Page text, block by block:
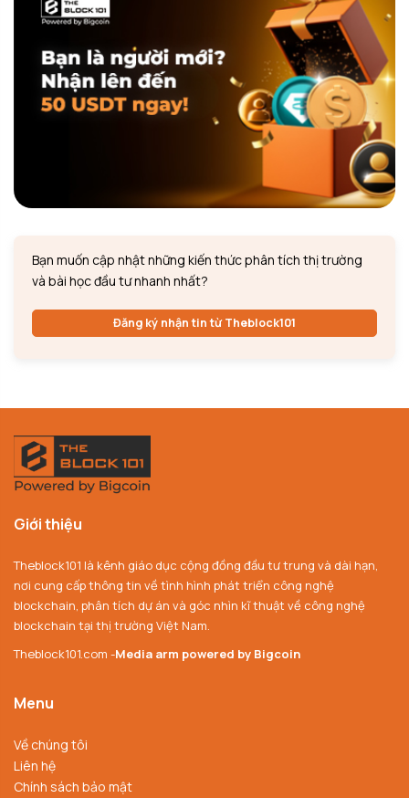
Bạn muốn cập nhật những kiến thức phân tích thị trường
và bài học đầu tư nhanh nhất?
Đăng ký nhận tin từ Theblock101
Giới thiệu
Theblock101 là kênh giáo dục cộng đồng đầu tư trung và dài hạn,
nơi cung cấp thông tin về tình hình phát triển công nghệ
blockchain, phân tích dự án và góc nhìn kĩ thuật về công nghệ
blockchain tại thị trường Việt Nam.
Theblock101.com -Media arm powered by Bigcoin
Menu
Về chúng tôi
Liên hệ
Chính sách bảo mật